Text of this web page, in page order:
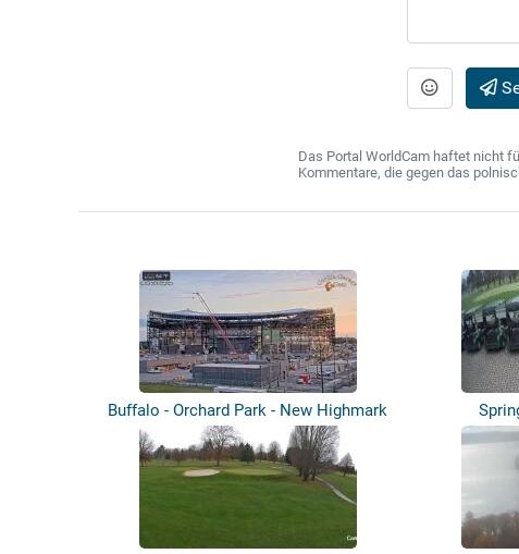
Das Portal WorldCam haftet nicht
Kommentare, die gegen das
Buffalo - Orchard Park - New Highmark
St...